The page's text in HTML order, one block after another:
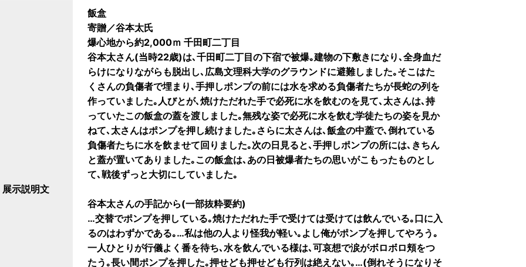
展示説明文
飯盒
寄贈／谷本太氏
爆心地から約2,000ｍ 千田町二丁目
谷本太さん(当時22歳)は､千田町二丁目の下宿で被爆｡建物の下敷きになり､全身血だ
らけになりながらも脱出し､広島文理科大学のグラウンドに避難しました｡そこはた
くさんの負傷者で埋まり､手押しポンプの前には水を求める負傷者たちが長蛇の列を
作っていました｡人びとが､焼けただれた手で必死に水を飲むのを見て､太さんは､持
っていたこの飯盒の蓋を渡しました｡無残な姿で必死に水を飲む学徒たちの姿を見か
ねて､太さんはポンプを押し続けました｡さらに太さんは､飯盒の中蓋で､倒れている
負傷者たちに水を飲ませて回りました｡次の日見ると､手押しポンプの所には､きちん
と蓋が置いてありました｡この飯盒は､あの日被爆者たちの思いがこもったものとし
て､戦後ずっと大切にしていました｡
谷本太さんの手記から(一部抜粋要約)
…交替でポンプを押している｡焼けただれた手で受けては受けては飲んでいる｡口に入
るのはわずかである｡…私は他の人より怪我が軽い｡よし俺がポンプを押してやろう｡
一人ひとりが行儀よく番を待ち､水を飲んでいる様は､可哀想で涙がボロボロ頬をつ
たう｡長い間ポンプを押した｡押せども押せども行列は絶えない｡…(倒れそうになりそ